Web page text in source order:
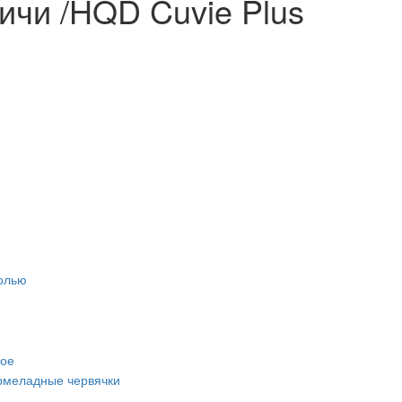
/HQD Cuvie Plus
червячки